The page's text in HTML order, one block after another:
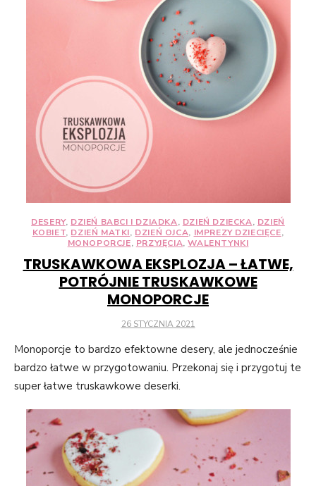
DESERY, DZIEŃ BABCI I DZIADKA, DZIEŃ DZIECKA, DZIEŃ
KOBIET, DZIEŃ MATKI, DZIEŃ OJCA, IMPREZY DZIECIĘCE,
MONOPORCJE, PRZYJĘCIA,WALENTYNKI
TRUSKAWKOWA EKSPLOZJA – ŁATWE,
POTRÓJNIE TRUSKAWKOWE
MONOPORCJE
POSTED
26 STYCZNIA 2021
Monoporcje to bardzo efektowne desery, ale jednocześnie
bardzo łatwe w przygotowaniu. Przekonaj się i przygotuj te
super łatwe truskawkowe deserki.